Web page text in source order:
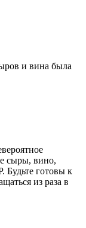
и вина была
сыры, вино,
Будьте готовы к
из раза в